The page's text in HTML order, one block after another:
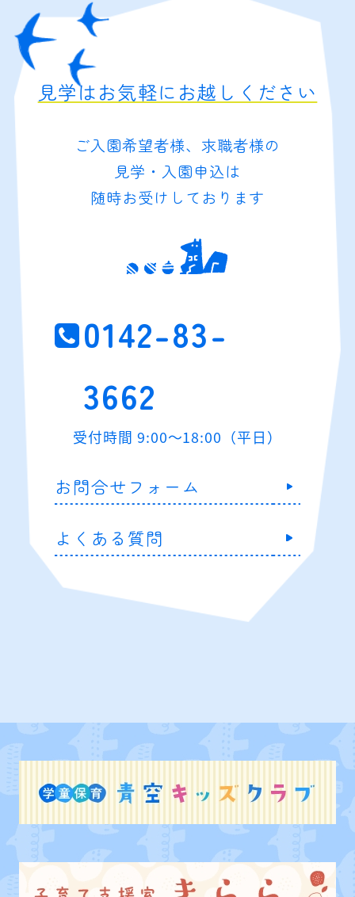
見学はお気軽にお越しください
ご入園希望者様、求職者様の
見学・入園申込は
随時お受けしております
0142-83-
3662
受付時間 9:00～18:00（平日）
お問合せフォーム
よくある質問